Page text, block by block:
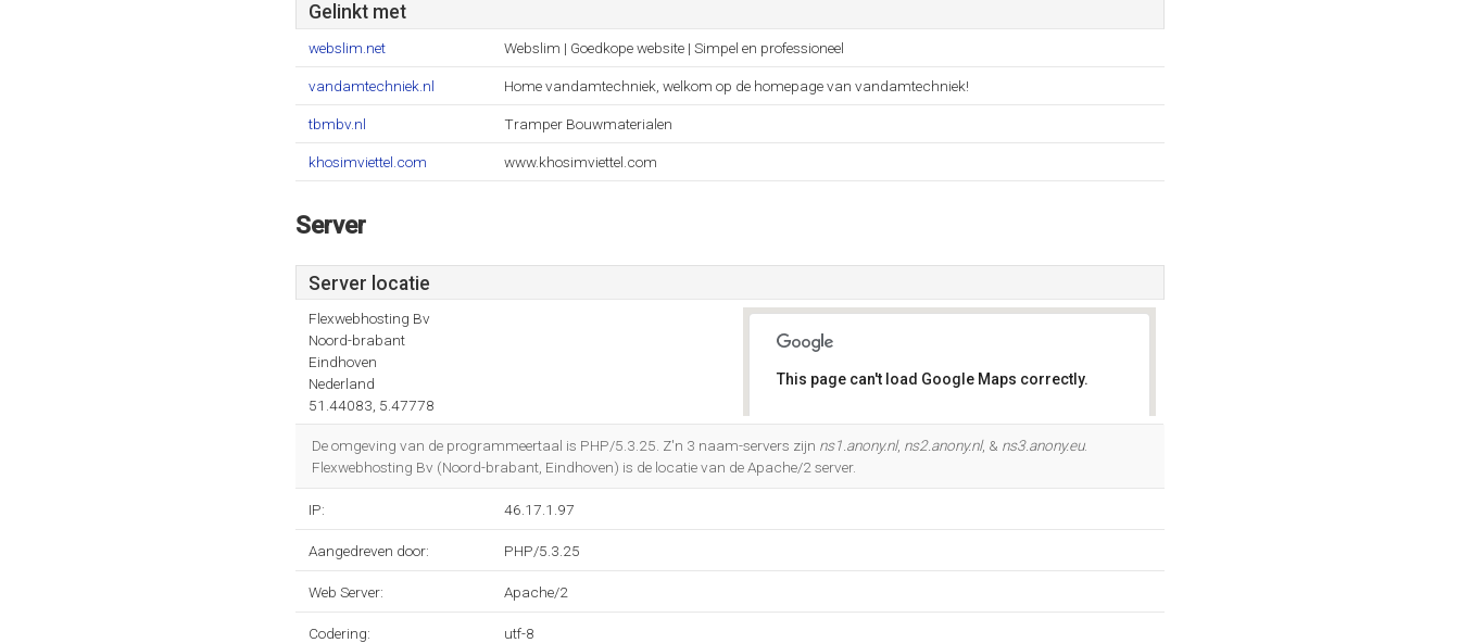
Gelinkt met
webslim.net Webslim | Goedkope website | Simpel en professioneel
vandamtechniek.nl Home vandamtechniek, welkom op de homepage van vandamtechniek!
tbmbv.nl Tramper Bouwmaterialen
khosimviettel.com www.khosimviettel.com
Server
Server locatie
Flexwebhosting Bv
Noord-brabant
Eindhoven
Nederland
51.44083, 5.47778
This page can't load Google Maps correctly.
De omgeving van de programmeertaal is PHP/5.3.25. Z'n 3 naam-servers zijn ns1.anony.nl, ns2.anony.nl, & ns3.anony.eu.
Flexwebhosting Bv (Noord-brabant, Eindhoven) is de locatie van de Apache/2 server.
IP: 46.17.1.97
Aangedreven door: PHP/5.3.25
Web Server: Apache/2
Codering: utf-8